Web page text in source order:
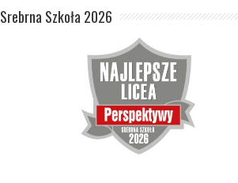
Srebrna Szkoła 2026